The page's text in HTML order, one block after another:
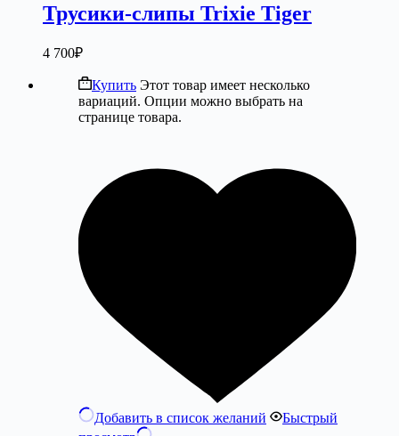
Трусики-слипы Trixie Tiger
4 700₽
Купить Этот товар имеет несколько
вариаций. Опции можно выбрать на
странице товара.
Добавить в список желаний
Быстрый